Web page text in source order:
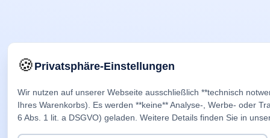
🍪Privatsphäre-Einstellungen
Wir nutzen auf unserer Webseite ausschließlich **technisch
Ihres Warenkorbs). Es werden **keine** Analyse-, Werbe- oder
6 Abs. 1 lit. a DSGVO) geladen. Weitere Details finden Sie in